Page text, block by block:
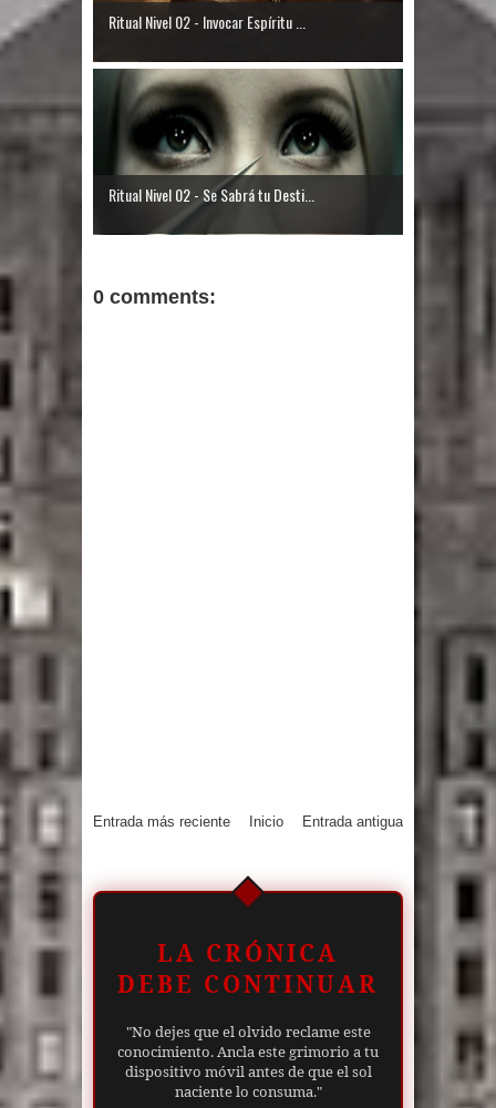
Ritual Nivel 02 - Invocar Espíritu ...
Ritual Nivel 02 - Se Sabrá tu Desti...
0 comments:
Entrada más reciente Entrada antigua
Inicio
LA CRÓNICA
DEBE CONTINUAR
"No dejes que el olvido reclame este
conocimiento. Ancla este grimorio a tu
dispositivo móvil antes de que el sol
naciente lo consuma."